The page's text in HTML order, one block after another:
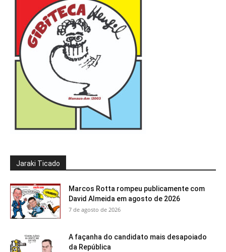
Jaraki Ticado
Marcos Rotta rompeu publicamente com
David Almeida em agosto de 2026
7 de agosto de 2026
A façanha do candidato mais desapoiado
da República